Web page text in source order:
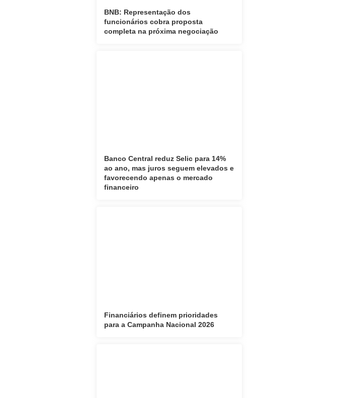
BNB: Representação dos
funcionários cobra proposta
completa na próxima negociação
Banco Central reduz Selic para 14%
ao ano, mas juros seguem elevados e
favorecendo apenas o mercado
financeiro
Financiários definem prioridades
para a Campanha Nacional 2026